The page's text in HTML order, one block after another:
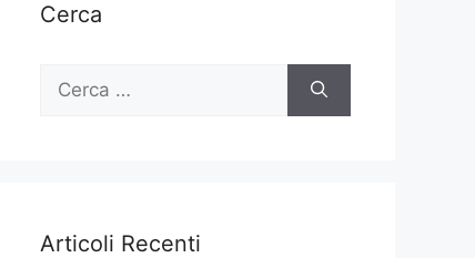
Cerca
Ricerca
Articoli Recenti